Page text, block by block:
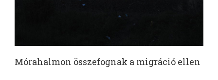
Mórahalmon összefognak a migráció ellen